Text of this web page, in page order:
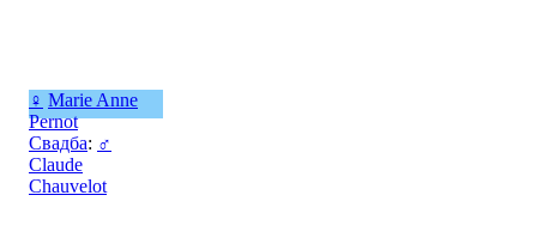
♀ Marie Anne
Pernot
Свадба: ♂
Claude
Chauvelot